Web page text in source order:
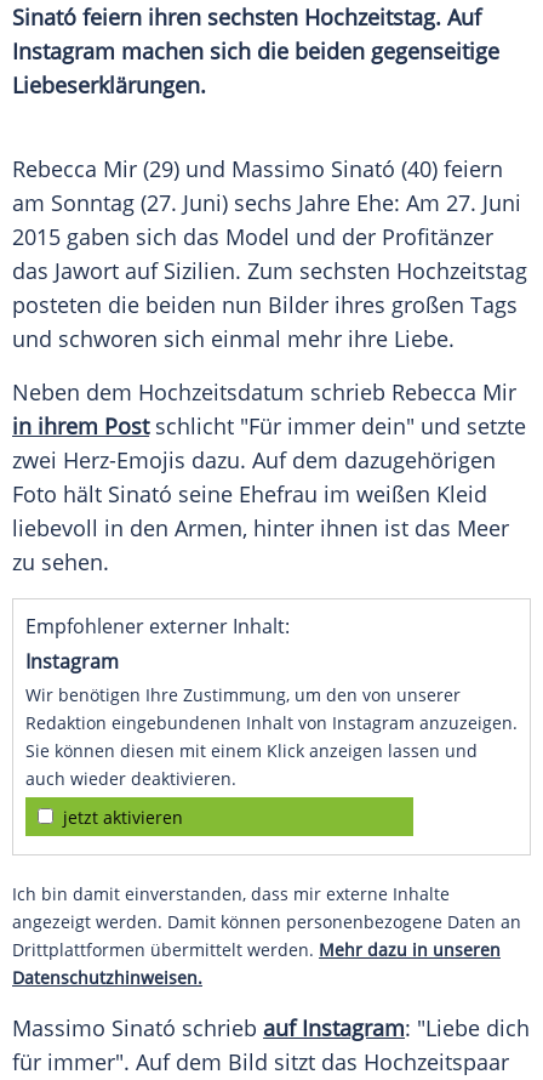
Sinató feiern ihren sechsten Hochzeitstag. Auf
Instagram machen sich die beiden gegenseitige
Liebeserklärungen.
Rebecca Mir (29) und Massimo Sinató (40) feiern
am Sonntag (27. Juni) sechs Jahre Ehe: Am 27. Juni
2015 gaben sich das Model und der Profitänzer
das Jawort auf Sizilien. Zum sechsten Hochzeitstag
posteten die beiden nun Bilder ihres großen Tags
und schworen sich einmal mehr ihre Liebe.
Neben dem Hochzeitsdatum schrieb Rebecca Mir
in ihrem Postschlicht "Für immer dein" und setzte
zwei Herz-Emojis dazu. Auf dem dazugehörigen
Foto hält Sinató seine Ehefrau im weißen Kleid
liebevoll in den Armen, hinter ihnen ist das Meer
zu sehen.
Empfohlener externer Inhalt:
Instagram
Wir benötigen Ihre Zustimmung, um den von unserer
Redaktion eingebundenen Inhalt von Instagram anzuzeigen.
Sie können diesen mit einem Klick anzeigen lassen und
auch wieder deaktivieren.
jetzt aktivieren
Ich bin damit einverstanden, dass mir externe Inhalte
angezeigt werden. Damit können personenbezogene Daten an
Drittplattformen übermittelt werden. Mehr dazu in unseren
Datenschutzhinweisen.
Massimo Sinató schrieb auf Instagram: "Liebe dich
für immer". Auf dem Bild sitzt das Hochzeitspaar